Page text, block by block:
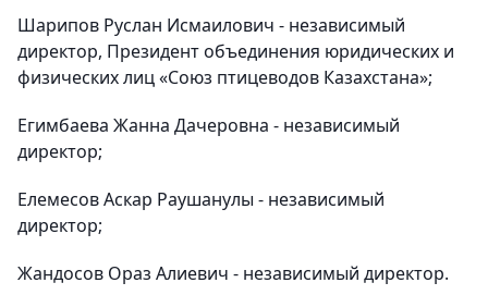
Шарипов Руслан Исмаилович - независимый
директор, Президент объединения юридических и
физических лиц «Союз птицеводов Казахстана»;
Егимбаева Жанна Дачеровна - независимый
директор;
Елемесов Аскар Раушанулы - независимый
директор;
Жандосов Ораз Алиевич - независимый директор.